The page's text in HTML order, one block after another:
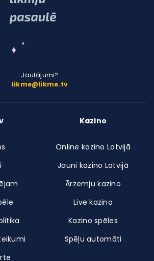
Jautājumi?
likme@likme.tv
Kazino
Online kazino Latvijā
Jauni kazino Latvijā
Ārzemju kazino
Live kazino
Kazino spēles
Spēļu automāti